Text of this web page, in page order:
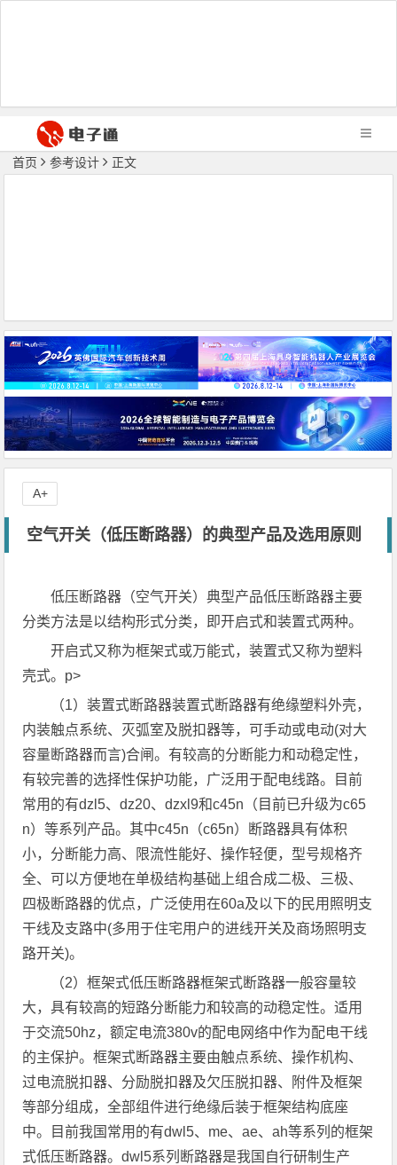
首页 参考设计 正文
空气开关（低压断路器）的典型产品及选用原则
低压断路器（空气开关）典型产品低压断路器主要
分类方法是以结构形式分类，即开启式和装置式两种。
开启式又称为框架式或万能式，装置式又称为塑料
壳式。p>
（1）装置式断路器装置式断路器有绝缘塑料外壳，
内装触点系统、灭弧室及脱扣器等，可手动或电动(对大
容量断路器而言)合闸。有较高的分断能力和动稳定性，
有较完善的选择性保护功能，广泛用于配电线路。目前
常用的有dzl5、dz20、dzxl9和c45n（目前已升级为c65
n）等系列产品。其中c45n（c65n）断路器具有体积
小，分断能力高、限流性能好、操作轻便，型号规格齐
全、可以方便地在单极结构基础上组合成二极、三极、
四极断路器的优点，广泛使用在60a及以下的民用照明支
干线及支路中(多用于住宅用户的进线开关及商场照明支
路开关)。
（2）框架式低压断路器框架式断路器一般容量较
大，具有较高的短路分断能力和较高的动稳定性。适用
于交流50hz，额定电流380v的配电网络中作为配电干线
的主保护。框架式断路器主要由触点系统、操作机构、
过电流脱扣器、分励脱扣器及欠压脱扣器、附件及框架
等部分组成，全部组件进行绝缘后装于框架结构底座
中。目前我国常用的有dwl5、me、ae、ah等系列的框架
式低压断路器。dwl5系列断路器是我国自行研制生产
A+